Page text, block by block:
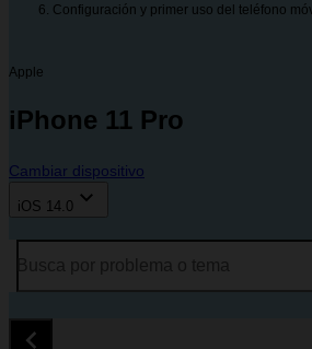
Configuración y primer uso del teléfono
Apple
iPhone 11 Pro
Cambiar dispositivo
iOS 14.0